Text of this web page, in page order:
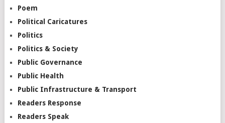
Poem
Political Caricatures
Politics
Politics & Society
Public Governance
Public Health
Public Infrastructure & Transport
Readers Response
Readers Speak